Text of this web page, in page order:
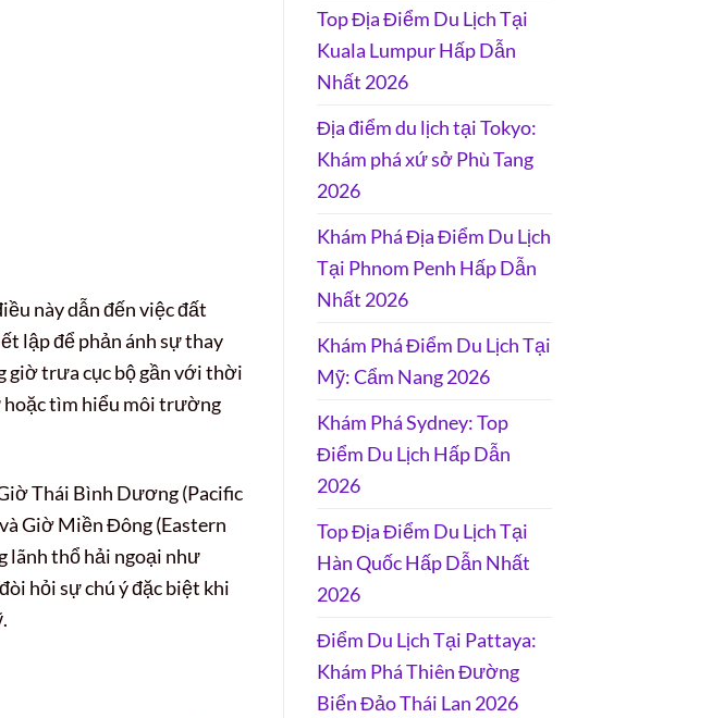
này dẫn đến việc đất
lập để phản ánh sự thay
giờ trưa cục bộ gần với thời
tìm hiểu môi trường
Thái Bình Dương (Pacific
Giờ Miền Đông (Eastern
lãnh thổ hải ngoại như
hỏi sự chú ý đặc biệt khi
Top Địa Điểm Du Lịch Tại
Kuala Lumpur Hấp Dẫn
Nhất 2026
Địa điểm du lịch tại Tokyo:
Khám phá xứ sở Phù Tang
2026
Khám Phá Địa Điểm Du Lịch
Tại Phnom Penh Hấp Dẫn
Nhất 2026
Khám Phá Điểm Du Lịch Tại
Mỹ: Cẩm Nang 2026
Khám Phá Sydney: Top
Điểm Du Lịch Hấp Dẫn
2026
Top Địa Điểm Du Lịch Tại
Hàn Quốc Hấp Dẫn Nhất
2026
Điểm Du Lịch Tại Pattaya:
Khám Phá Thiên Đường
Biển Đảo Thái Lan 2026